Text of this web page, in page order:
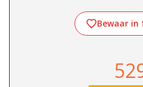
Bewaar in